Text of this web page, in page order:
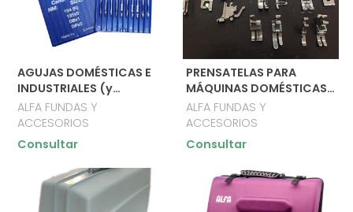
AGUJAS DOMÉSTICAS E
INDUSTRIALES (y
especiales para
bordadora)
ALFA FUNDAS Y
ACCESORIOS
Consultar
PRENSATELAS PARA
MÁQUINAS DOMÉSTICAS E
INDUSTRIALES
ALFA FUNDAS Y
ACCESORIOS
Consultar